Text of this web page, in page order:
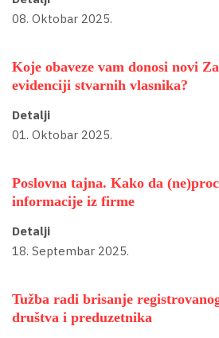
08. Oktobar 2025.
Koje obaveze vam donosi novi
evidenciji stvarnih vlasnika?
Detalji
01. Oktobar 2025.
Poslovna tajna. Kako da
informacije iz firme
Detalji
18. Septembar 2025.
Tužba radi brisanje
društva i preduzetnika